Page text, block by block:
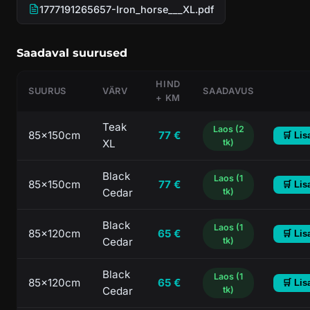
1777191265657-Iron_horse___XL.pdf
Saadaval suurused
SUURUS VÄRV
HIND
+ KM
SAADAVUS
85x150cm
Teak
XL
77 €
Laos (2
tk)
🛒
85x150cm
Black
Cedar
77 €
Laos (1
tk)
🛒
85x120cm
Black
Cedar
65 €
Laos (1
tk)
🛒
85x120cm
Black
Cedar
65 €
Laos (1
tk)
🛒